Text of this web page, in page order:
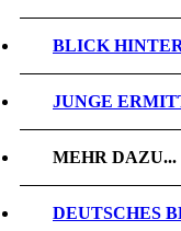
BLICK
JUNGE
MEHR DAZU...
DEUTSCHES